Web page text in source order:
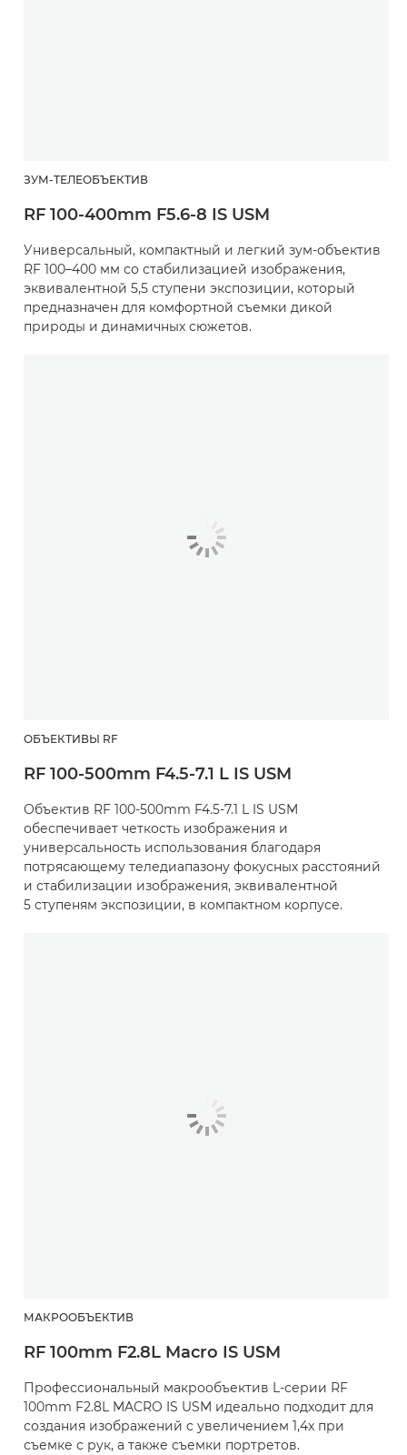
ЗУМ-ТЕЛЕОБЪЕКТИВ
RF 100-400mm F5.6-8 IS USM
Универсальный, компактный и легкий зум-объектив
RF 100–400 мм со стабилизацией изображения,
эквивалентной 5,5 ступени экспозиции, который
предназначен для комфортной съемки дикой
природы и динамичных сюжетов.
ОБЪЕКТИВЫ RF
RF 100-500mm F4.5-7.1 L IS USM
Объектив RF 100-500mm F4.5-7.1 L IS USM
обеспечивает четкость изображения и
универсальность использования благодаря
потрясающему теледиапазону фокусных расстояний
и стабилизации изображения, эквивалентной
5 ступеням экспозиции, в компактном корпусе.
МАКРООБЪЕКТИВ
RF 100mm F2.8L Macro IS USM
Профессиональный макрообъектив L-серии RF
100mm F2.8L MACRO IS USM идеально подходит для
создания изображений с увеличением 1,4x при
съемке с рук, а также съемки портретов.